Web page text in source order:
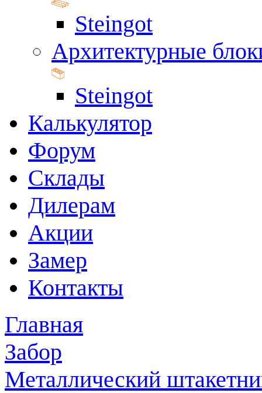
Steingot
Архитектурные
Steingot
Калькулятор
Форум
Склады
Дилерам
Акции
Замер
Контакты
Главная
Забор
Металлический